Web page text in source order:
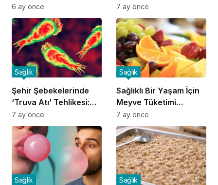
Tehlikeleri:
Uzmanlardan Ciddi
Uyarılar
6 ay önce
4 Porsiyon Meyve
7 ay önce
Şehir Şebekelerinde
‘Truva Atı’ Tehlikesi:
Amipler Klora Direniyor
Sağlık
7 ay önce
Sağlıklı Bir Yaşam İçin
Meyve Tüketimi
Rehberi
Sağlık
7 ay önce
Sağlık Sağlık